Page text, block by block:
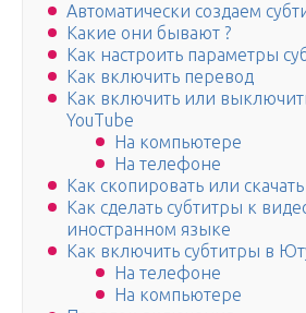
Автоматически создаем
Какие они бывают ?
Как настроить параметры
Как включить перевод
Как включить или
YouTube
На компьютере
На телефоне
Как скопировать или
Как сделать субтитры к
иностранном языке
Как включить субтитры в
На телефоне
На компьютере